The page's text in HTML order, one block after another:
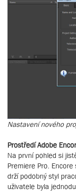
Nastavení nového
Prostředí Adobe
Na první pohled si
Premiere Pro.
drží podobný styl
uživatele byla